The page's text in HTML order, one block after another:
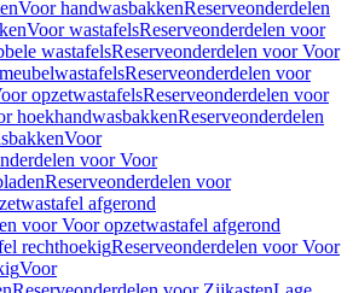
Voor handwasbakkenReserveonderdelen
Voor wastafelsReserveonderdelen voor
wastafelsReserveonderdelen voor Voor
Reserveonderdelen voor
opzetwastafelsReserveonderdelen voor
hoekhandwasbakkenReserveonderdelen
Voor
voor Voor
Reserveonderdelen voor
afgerond
voor Voor opzetwastafel afgerond
rechthoekigReserveonderdelen voor Voor
Voor